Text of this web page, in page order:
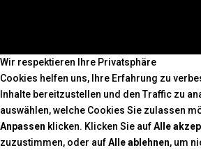
Wir respektieren Ihre Privatsphäre
Cookies helfen uns, Ihre Erfahrung zu
Inhalte bereitzustellen und den Traffic zu
auswählen, welche Cookies Sie zulassen
Anpassen klicken. Klicken Sie aufAlle
zuzustimmen, oder aufAlle ablehnen, um